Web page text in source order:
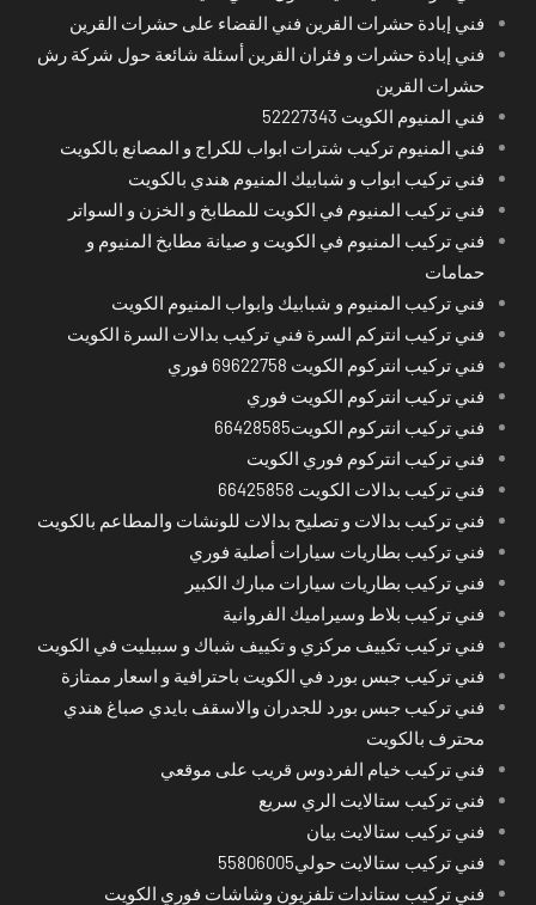
فني إبادة حشرات القرين فني القضاء على حشرات القرين
فني إبادة حشرات و فئران القرين أسئلة شائعة حول شركة رش
حشرات القرين
فني المنيوم الكويت 52227343
فني المنيوم تركيب شترات ابواب للكراج و المصانع بالكويت
فني تركيب ابواب و شبابيك المنيوم هندي بالكويت
فني تركيب المنيوم في الكويت للمطابخ و الخزن و السواتر
فني تركيب المنيوم في الكويت و صيانة مطابخ المنيوم و
حمامات
فني تركيب المنيوم و شبابيك وابواب المنيوم الكويت
فني تركيب انتركم السرة فني تركيب بدالات السرة الكويت
فني تركيب انتركوم الكويت 69622758 فوري
فني تركيب انتركوم الكويت فوري
فني تركيب انتركوم الكويت66428585
فني تركيب انتركوم فوري الكويت
فني تركيب بدالات الكويت 66425858
فني تركيب بدالات و تصليح بدالات للونشات والمطاعم بالكويت
فني تركيب بطاريات سيارات أصلية فوري
فني تركيب بطاريات سيارات مبارك الكبير
فني تركيب بلاط وسيراميك الفروانية
فني تركيب تكييف مركزي و تكييف شباك و سبيليت في الكويت
فني تركيب جبس بورد في الكويت باحترافية و اسعار ممتازة
فني تركيب جبس بورد للجدران والاسقف بايدي صباغ هندي
محترف بالكويت
فني تركيب خيام الفردوس قريب على موقعي
فني تركيب ستالايت الري سريع
فني تركيب ستالايت بيان
فني تركيب ستالايت حولي55806005
فني تركيب ستاندات تلفزيون وشاشات فوري الكويت